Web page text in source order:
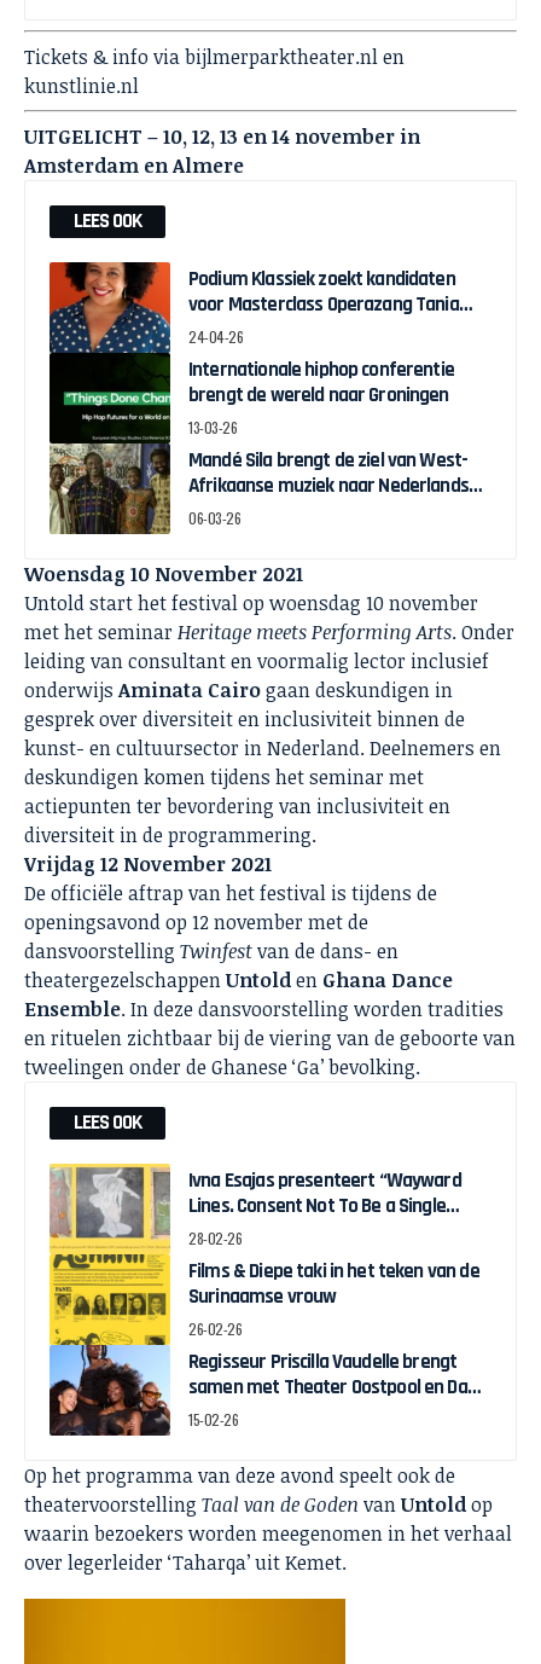
Tickets & info viabijlmerparktheater.nlen
kunstlinie.nl
UITGELICHT – 10, 12, 13 en 14 november in
Amsterdam en Almere
LEES OOK
Podium Klassiek zoekt kandidaten
voor Masterclass Operazang Tania
Kross
24-04-26
Internationale hiphop conferentie
brengt de wereld naar Groningen
13-03-26
Mandé Sila brengt de ziel van West-
Afrikaanse muziek naar Nederlands
podium
06-03-26
Woensdag 10 November 2021
Untold start het festival op woensdag 10 november
met het seminarHeritage meets Performing Arts. Onder
leiding van consultant en voormalig lector inclusief
onderwijsAminata Cairogaan deskundigen in
gesprek over diversiteit en inclusiviteit binnen de
kunst- en cultuursector in Nederland. Deelnemers en
deskundigen komen tijdens het seminar met
actiepunten ter bevordering van inclusiviteit en
diversiteit in de programmering.
Vrijdag 12 November 2021
De officiële aftrap van het festival is tijdens de
openingsavond op 12 november met de
dansvoorstelling Twinfestvan de dans- en
theatergezelschappenUntolden Ghana Dance
Ensemble. In deze dansvoorstelling worden tradities
en rituelen zichtbaar bij de viering van de geboorte van
tweelingen onder de Ghanese ‘Ga’ bevolking.
LEES OOK
Ivna Esajas presenteert “Wayward
Lines. Consent Not To Be a Single
Being” in Stedelijk Museum
Amsterdam
28-02-26
Films & Diepe taki in het teken van de
Surinaamse vrouw
26-02-26
Regisseur Priscilla Vaudelle brengt
samen met Theater Oostpool en Dawn
Collective BLACK JOY naar het theater
15-02-26
Op het programma van deze avond speelt ook de
theatervoorstelling Taal van de Goden vanUntoldop
waarin bezoekers worden meegenomen in het verhaal
over legerleider ‘Taharqa’ uit Kemet.